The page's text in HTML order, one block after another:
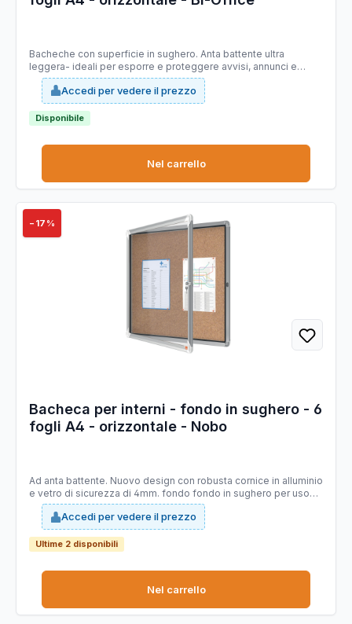
Bacheche con superficie in sughero. Anta battente ultra
leggera- ideali per esporre e proteggere avvisi, annunci e
comunicazioni Importanti. dotate di serratura con chiave e di
anta in robusto acrilico dall'eccellente trasparenza. ProfonditÓ
interna 18mm. Fornite con kit di fissaggio. Dimensioni
esterne:72x67,4cm.
Accedi per vedere il prezzo
Disponibile
Nel carrello
−17%
Bacheca per interni - fondo in sughero - 6
fogli A4 - orizzontale - Nobo
Ad anta battente. Nuovo design con robusta cornice in alluminio
e vetro di sicurezza di 4mm. fondo fondo in sughero per uso
con puntine. Fissaggio semplice effettuabile da una sola
persona. Serratura con 2 chiavi. Apertura istallabile sia a destra
che a sinistra. f.to 6xa4. DImensioni: 70,8x66,7x4,3cm
Accedi per vedere il prezzo
Ultime 2 disponibili
Nel carrello